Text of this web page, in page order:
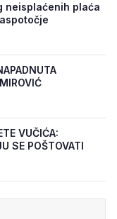
neisplaćenih plaća
VUČIĆA:
SE POŠTOVATI